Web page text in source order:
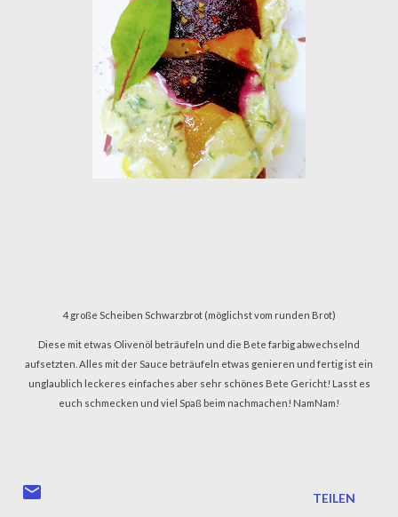
4 große Scheiben Schwarzbrot (möglichst vom runden Brot)
Diese mit etwas Olivenöl beträufeln und die Bete farbig abwechselnd
aufsetzten. Alles mit der Sauce beträufeln etwas genieren und fertig ist ein
unglaublich leckeres einfaches aber sehr schönes Bete Gericht! Lasst es
euch schmecken und viel Spaß beim nachmachen! NamNam!
TEILEN